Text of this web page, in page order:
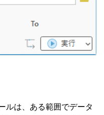
ルは、ある範囲でデータ